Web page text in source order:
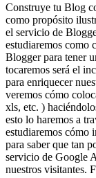
Construye tu Blog
como propósito
el servicio de
estudiaremos como
Blogger para tener
tocaremos será el
para enriquecer
veremos cómo
xls, etc. )
esto lo haremos a
estudiaremos cómo
para saber que tan
servicio de Google
nuestros visitantes.